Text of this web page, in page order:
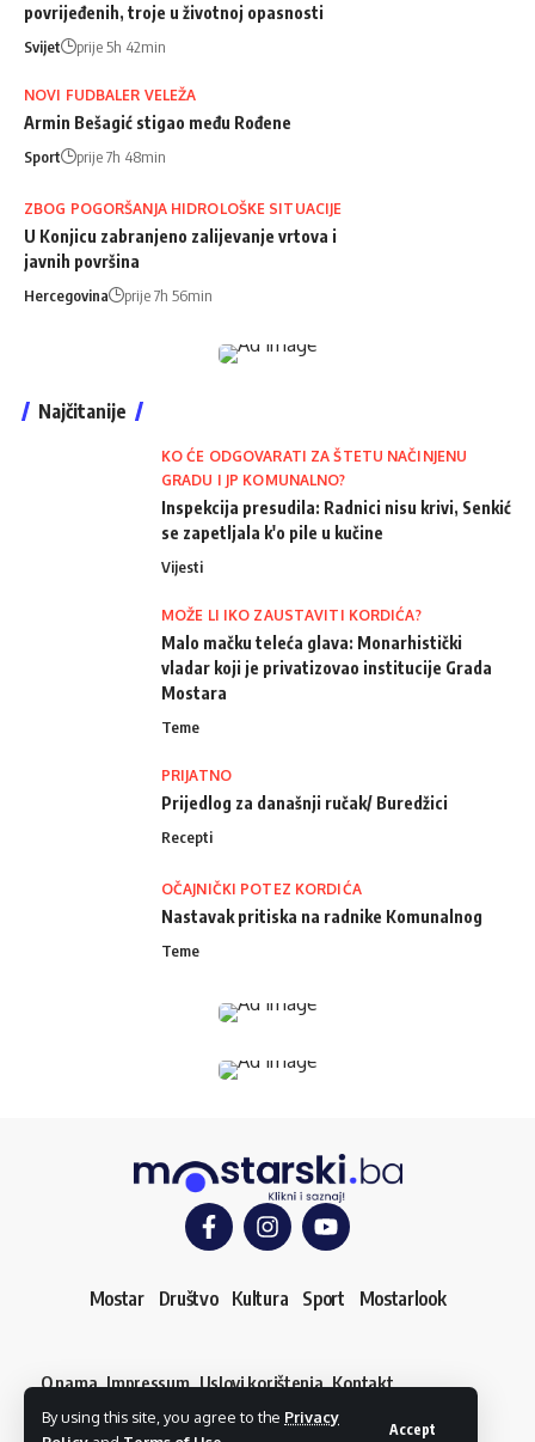
By using this site, you agree to the Privacy
Accept
povrijeđenih, troje u životnoj opasnosti
Svijet prije 5h 42min
NOVI FUDBALER VELEŽA
Armin Bešagić stigao među Rođene
Sport prije 7h 48min
ZBOG POGORŠANJA HIDROLOŠKE SITUACIJE
U Konjicu zabranjeno zalijevanje vrtova i
javnih površina
Hercegovina prije 7h 56min
Najčitanije
KO ĆE ODGOVARATI ZA ŠTETU NAČINJENU
GRADU I JP KOMUNALNO?
Inspekcija presudila: Radnici nisu krivi, Senkić
se zapetljala k'o pile u kučine
Vijesti
MOŽE LI IKO ZAUSTAVITI KORDIĆA?
Malo mačku teleća glava: Monarhistički
vladar koji je privatizovao institucije Grada
Mostara
Teme
PRIJATNO
Prijedlog za današnji ručak/ Buredžici
Recepti
OČAJNIČKI POTEZ KORDIĆA
Nastavak pritiska na radnike Komunalnog
Teme
Mostar Društvo Kultura Sport Mostarlook
O nama Impressum Uslovi korištenja Kontakt
Dojavi vijest
© mostarski.ba. Sva prava pridržana